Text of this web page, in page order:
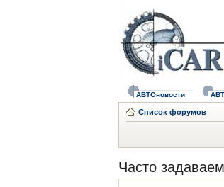
АВТОновости
Список форумов
Часто